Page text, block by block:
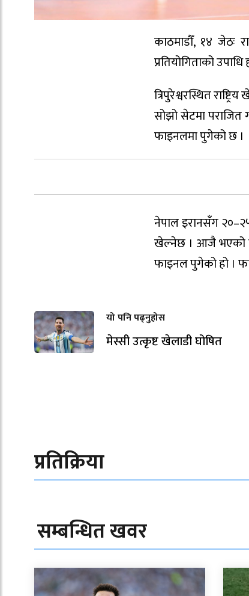
काठमाडौँ, १४ जेठः
प्रतियोगिताको
त्रिपुरेश्वरस्थित
सोझो सेटमा पराजित
फाइनलमा पुगेको छ ।
नेपाल इरानसँग
खेल्नेछ । आजै भएको
फाइनल पुगेको हो ।
यो पनि पढ्नुहोस
मेस्सी उत्कृष्ट खेलाडी घोषित
प्रतिक्रिया
सम्बन्धित खवर